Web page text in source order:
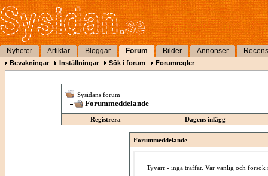
Nyheter Artiklar Bloggar Forum Bilder Annonser
Bevakningar Inställningar Sök i forum Forumregler
Sysidans forum
Forummeddelande
Registrera Dagens inlägg
Forummeddelande
Tyvärr - inga träffar. Var vänlig och försök